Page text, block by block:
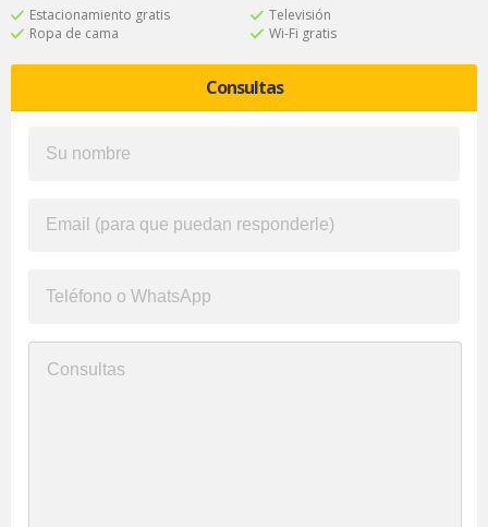
Estacionamiento gratis
Ropa de cama
Televisión
Wi-Fi gratis
Consultas